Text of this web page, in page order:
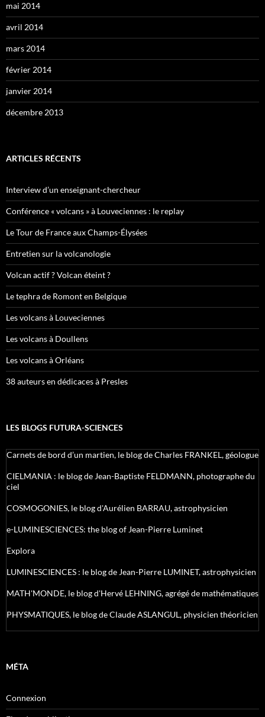
mai 2014
avril 2014
mars 2014
février 2014
janvier 2014
décembre 2013
ARTICLES RÉCENTS
Interview d’un enseignant-chercheur
Conférence « volcans » à Louveciennes : le replay
Le Tour de France aux Champs-Élysées
Entretien sur la volcanologie
Volcan actif ? Volcan éteint ?
Le tephra de Romont en Belgique
Les volcans à Louveciennes
Les volcans à Doullens
Les volcans à Orléans
38 auteurs en dédicaces à Presles
LES BLOGS FUTURA-SCIENCES
Carnets de bord d’un martien, le blog de Charles FRANKEL, géologue
CIELMANIA : le blog de Jean-Baptiste FELDMANN, photographe du
ciel
COSMOGONIES, le blog d'Aurélien BARRAU, astrophysicien
e-LUMINESCIENCES: the blog of Jean-Pierre Luminet
Explora
LUMINESCIENCES : le blog de Jean-Pierre LUMINET, astrophysicien
MATH'MONDE, le blog d'Hervé LEHNING, agrégé de mathématiques
PHYSMATIQUES, le blog de Claude ASLANGUL, physicien théoricien
MÉTA
Connexion